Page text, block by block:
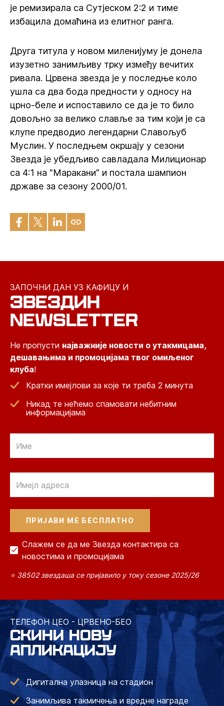
је ремизирала са Сутјеском 2:2 и тиме
избацила домаћина из елитног ранга.
Друга титула у новом миленијуму је донела
изузетно занимљиву трку између вечитих
ривала. Црвена звезда је у последње коло
ушла са два бода предности у односу на
црно-беле и испоставило се да је то било
довољно за велико славље за тим који је са
клупе предводио легендарни Славољуб
Муслин. У последњем окршају у сезони
Звезда је убедљиво савладала Милиционар
са 4:1 на "Маракани" и постала шампион
државе за сезону 2000/01.
ЗАПОЧНИ ДАН УЗ КАФИЦУ И
ЗВЕЗДИН
NEWSLETTER
Не пропусти најважније новости о утакмицама,
дешавањима и промоцијама твог омиљеног
клуба!
Кратки имејлови за које ти треба 2 минута
Никад те нећемо спамовати небитним
информацијама
Слажем се да ме Звезда контактира са
новостима и промоцијама
⭐ 38502 звездаша се пријавило у току сезоне 2025/26
ТЕЛЕФОН ЦЕО - ЦРВЕНО-БЕО
СКИНИ НОВУ
АПЛИКАЦИЈУ
Дигитална улазница на стадион
Занимљива такмичења и вредне награде